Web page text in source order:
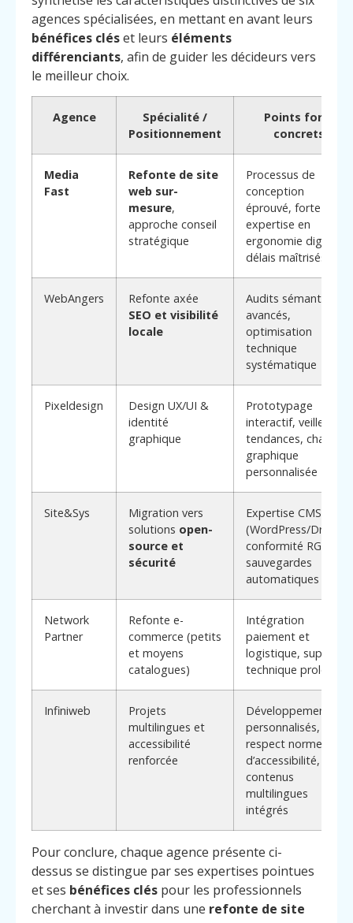
agences spécialisées, en mettant en avant leurs
bénéfices cléset leurs éléments
différenciants, afin de guider les décideurs vers
le meilleur choix.
Agence
Spécialité /
Positionnement
Points forts
concrets
Media
Fast
Refonte de site
web sur-
mesure,
approche conseil
stratégique
Processus de
conception
éprouvé, forte
expertise en
ergonomie digitale,
délais maîtrisés
WebAngers
Refonte axée
SEO et visibilité
locale
Audits sémantiques
avancés,
optimisation
technique
systématique
Pixeldesign
Design UX/UI &
identité
graphique
Prototypage
interactif, veille des
tendances, charte
graphique
personnalisée
Site&Sys
Migration vers
solutions open-
source et
sécurité
Expertise CMS
(WordPress/Drupal),
conformité RGPD,
sauvegardes
automatiques
Network
Partner
Refonte e-
commerce (petits
et moyens
catalogues)
Intégration
paiement et
logistique, support
technique prolongé
Infiniweb
Projets
multilingues et
accessibilité
renforcée
Développements
personnalisés,
respect normes
d’accessibilité,
contenus
multilingues
intégrés
Pour conclure, chaque agence présente ci-
dessus se distingue par ses expertises pointues
et ses bénéfices clés pour les professionnels
cherchant à investir dans une refonte de site